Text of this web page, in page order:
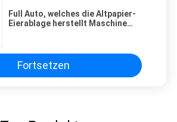
Full Auto, welches die Altpapier-
Eierablage herstellt Maschine
Fortsetzen